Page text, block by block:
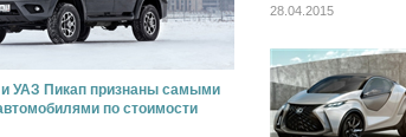
УАЗ Пикап признаны самыми
по стоимости
28.04.2015